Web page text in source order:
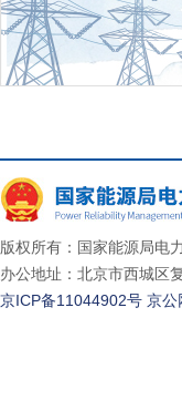
版权所有：国家能源局电
办公地址：北京市西城区
京ICP备11044902号 京公